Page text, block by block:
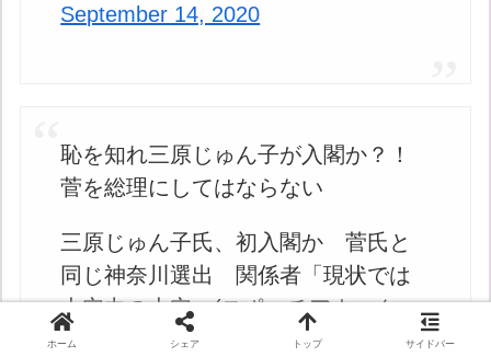
September 14, 2020
恥を知れ三原じゅん子が入閣か？！
菅を総理にしてはならない
三原じゅん子氏、初入閣か 菅氏と
同じ神奈川選出 関係者「現状では
大穴中の大穴」(スポニチアネック
ス)
#Yahooニュース
ホーム シェア トップ サイドバー